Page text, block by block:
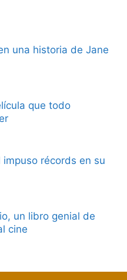
una historia de Jane
que todo
impuso récords en su
un libro genial de
cine